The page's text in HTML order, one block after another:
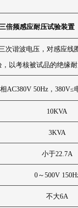
倍频感应耐压试验装置
次谐波电压，对感应
以考核被试品的绝缘
AC380V 50Hz，380V≤
10KVA
3KVA
小于22.7A
0～500V
不大6A